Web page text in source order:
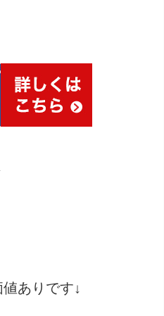
ありです↓